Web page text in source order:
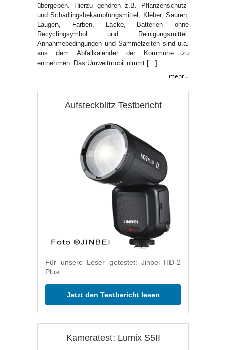
übergeben. Hierzu gehören z.B. Pflanzenschutz-
und Schädlingsbekämpfungsmittel, Kleber, Säuren,
Laugen, Farben, Lacke, Batterien ohne
Recyclingsymbol und Reinigungsmittel.
Annahmebedingungen und Sammelzeiten sind u.a.
aus dem Abfallkalender der Kommune zu
entnehmen. Das Umweltmobil nimmt […]
mehr...
Aufsteckblitz Testbericht
Für unsere Leser getestet: Jinbei HD-2
Plus.
Jetzt den Testbericht lesen
Kameratest: Lumix S5II